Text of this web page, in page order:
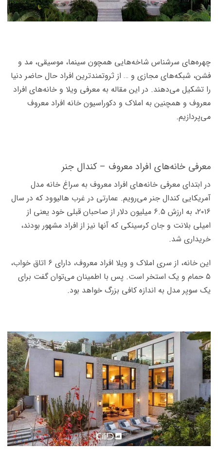
چهره‌­های سرشناس شاخه­‌هایی همچون سینما، موسیقی، مد و
فشن، شبکه­‌های مجازی و … از ثروتمند­ترین افراد حال حاضر دنیا
را تشکیل می­‌دهند. در این مقاله به معرفی ویلا و خانه‌های افراد
معروف و همچنین به املاک و دکوراسیون خانه افراد معروف
می‌پردازیم.
معرفی خانه‌های افراد معروف – کندال جنر
در ابتدای معرفی خانه­‌های افراد معروف به سراغ خانه مدل
آمریکایی کندال جنر می‌­رویم. عمارتی در غرب هالیوود که در سال
۲۰۱۶، به ارزش ۶.۵ میلیون دلار از صاحبان قبلی خود یعنی از
امیلی بلانت و جان کرسینکی که آ­ن­ها نیز از افراد مشهور بودند،
خریداری شد.
این خانه، از سری املاک و ویلا افراد معروف، دارای ۶ اتاق خواب،
۵ حمام و یک استخر است. پس با اطمینان می­‌توان گفت برای
یک سوپر مدل به اندازه کافی بزرگ خواهد بود.